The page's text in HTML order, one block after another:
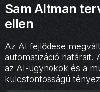
Sam Altman
ellen
Az AI fejlődése
automatizáció határait.
az AI-ügynökök és a
kulcsfontosságú